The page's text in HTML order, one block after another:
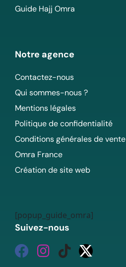
Guide Hajj Omra
Notre agence
Contactez-nous
Qui sommes-nous ?
Mentions légales
Politique de confidentialité
Conditions générales de vente
Omra France
Création de site web
[popup_guide_omra]
Suivez-nous